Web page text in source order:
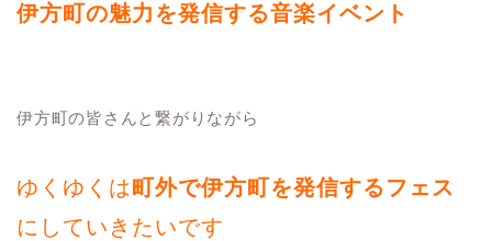
伊方町の魅力を発信する音楽イベント
伊方町の皆さんと繋がりながら
ゆくゆくは町外で伊方町を発信するフェス
にしていきたいです